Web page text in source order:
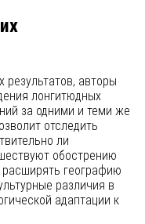
авторы
лонгитюдных
за одними и теми же
отследить
ли
обострению
географию
различия в
адаптации к